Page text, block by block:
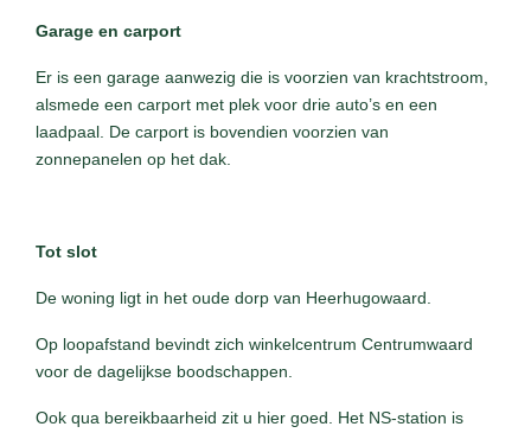
Garage en carport
Er is een garage aanwezig die is voorzien van krachtstroom,
alsmede een carport met plek voor drie auto’s en een
laadpaal. De carport is bovendien voorzien van
zonnepanelen op het dak.
Tot slot
De woning ligt in het oude dorp van Heerhugowaard.
Op loopafstand bevindt zich winkelcentrum Centrumwaard
voor de dagelijkse boodschappen.
Ook qua bereikbaarheid zit u hier goed. Het NS-station is